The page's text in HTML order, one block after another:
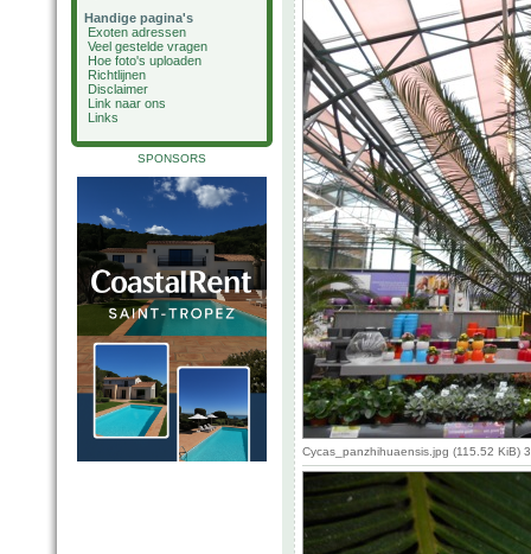
Handige pagina's
Exoten adressen
Veel gestelde vragen
Hoe foto's uploaden
Richtlijnen
Disclaimer
Link naar ons
Links
SPONSORS
Cycas_panzhihuaensis.jpg (115.52 KiB)